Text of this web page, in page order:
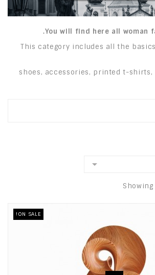
You will find here all woman
This category includes all the
shoes, accessories, printed t-shirts,

ON SALE!